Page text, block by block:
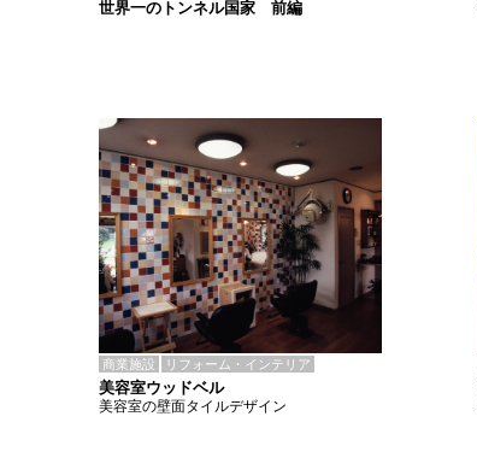
世界一のトンネル国家 前編
商業施設 リフォーム・インテリア
美容室ウッドベル
美容室の壁面タイルデザイン